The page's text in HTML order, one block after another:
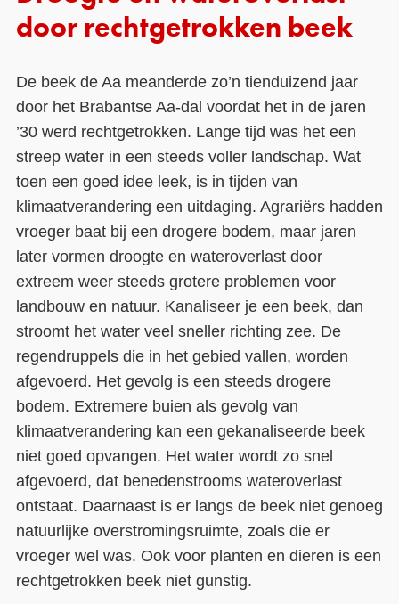
door rechtgetrokken beek
De beek de Aa meanderde zo’n tienduizend jaar
door het Brabantse Aa-dal voordat het in de jaren
’30 werd rechtgetrokken. Lange tijd was het een
streep water in een steeds voller landschap. Wat
toen een goed idee leek, is in tijden van
klimaatverandering een uitdaging. Agrariërs hadden
vroeger baat bij een drogere bodem, maar jaren
later vormen droogte en wateroverlast door
extreem weer steeds grotere problemen voor
landbouw en natuur. Kanaliseer je een beek, dan
stroomt het water veel sneller richting zee. De
regendruppels die in het gebied vallen, worden
afgevoerd. Het gevolg is een steeds drogere
bodem. Extremere buien als gevolg van
klimaatverandering kan een gekanaliseerde beek
niet goed opvangen. Het water wordt zo snel
afgevoerd, dat benedenstrooms wateroverlast
ontstaat. Daarnaast is er langs de beek niet genoeg
natuurlijke overstromingsruimte, zoals die er
vroeger wel was. Ook voor planten en dieren is een
rechtgetrokken beek niet gunstig.